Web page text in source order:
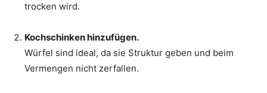
trocken wird.
Kochschinken hinzufügen.
Würfel sind ideal, da sie Struktur geben und beim
Vermengen nicht zerfallen.